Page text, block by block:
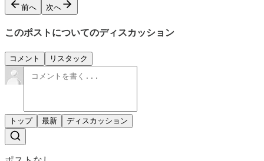
前へ 次へ
このポストについてのディスカッション
コメント リスタック
トップ 最新 ディスカッション